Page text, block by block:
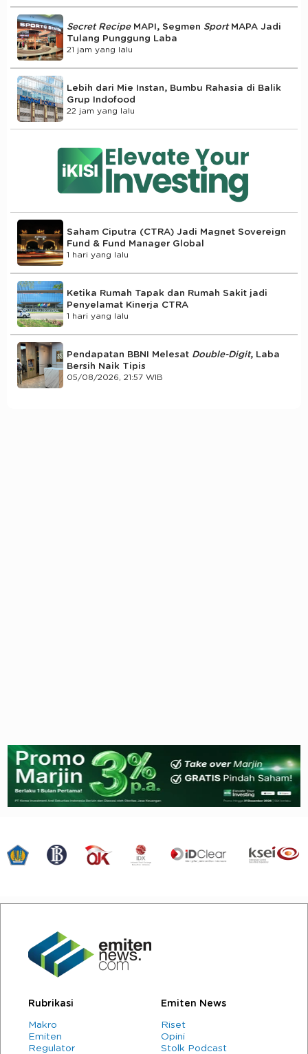
Secret RecipeMAPI, Segmen Sport MAPA Jadi
Tulang Punggung Laba
21 jam yang lalu
Lebih dari Mie Instan, Bumbu Rahasia di Balik
Grup Indofood
22 jam yang lalu
Saham Ciputra (CTRA) Jadi Magnet Sovereign
Fund & Fund Manager Global
1 hari yang lalu
Ketika Rumah Tapak dan Rumah Sakit jadi
Penyelamat Kinerja CTRA
1 hari yang lalu
Pendapatan BBNI Melesat Double-Digit, Laba
Bersih Naik Tipis
05/08/2026, 21:57 WIB
Rubrikasi
Makro
Emiten
Regulator
Emiten News
Riset
Opini
Stolk Podcast